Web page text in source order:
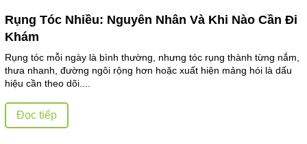
Rụng Tóc Nhiều: Nguyên Nhân Và Khi Nào Cần Đi
Khám
Rụng tóc mỗi ngày là bình thường, nhưng tóc rụng thành từng nắm,
thưa nhanh, đường ngôi rộng hơn hoặc xuất hiện mảng hói là dấu
hiệu cần theo dõi....
Đọc tiếp